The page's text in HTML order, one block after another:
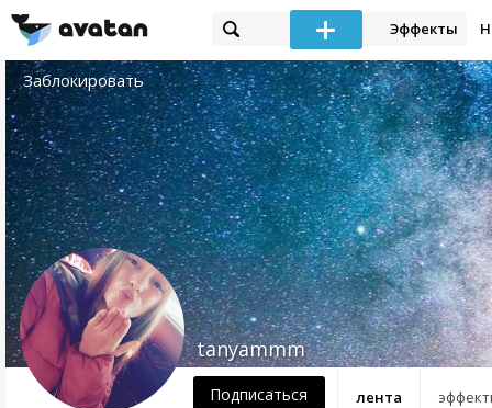
Эффекты
Заблокировать
лента
tanyammm
Подписаться